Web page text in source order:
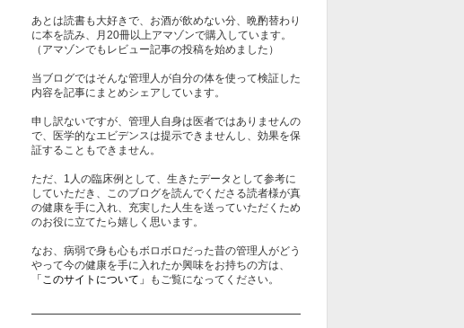
あとは読書も大好きで、お酒が飲めない分、晩酌替わり
に本を読み、月20冊以上アマゾンで購入しています。
（アマゾンでもレビュー記事の投稿を始めました）
当ブログではそんな管理人が自分の体を使って検証した
内容を記事にまとめシェアしています。
申し訳ないですが、管理人自身は医者ではありませんの
で、医学的なエビデンスは提示できませんし、効果を保
証することもできません。
ただ、1人の臨床例として、生きたデータとして参考に
していただき、このブログを読んでくださる読者様が真
の健康を手に入れ、充実した人生を送っていただくため
のお役に立てたら嬉しく思います。
なお、病弱で身も心もボロボロだった昔の管理人がどう
やって今の健康を手に入れたか興味をお持ちの方は、
「このサイトについて」
もご覧になってください。